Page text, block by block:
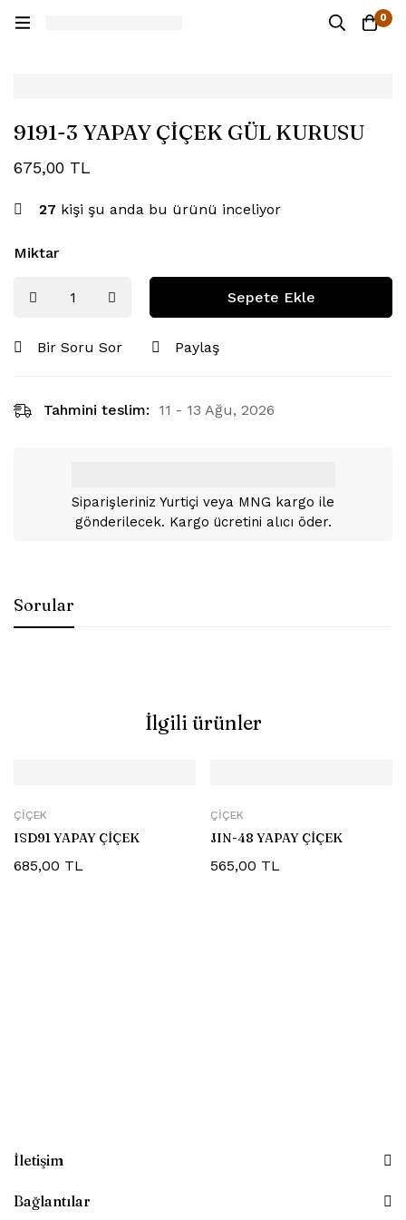
0
9191-3 YAPAY ÇİÇEK GÜL KURUSU
675,00 TL
27 kişi şu anda bu ürünü inceliyor
Miktar
Sepete Ekle
Bir Soru Sor Paylaş
Tahmini teslim: 11 - 13 Ağu, 2026
Siparişleriniz Yurtiçi veya MNG kargo ile
gönderilecek. Kargo ücretini alıcı öder.
Sorular
İlgili ürünler
ÇIÇEK
ISD91 YAPAY ÇİÇEK
685,00 TL
ÇIÇEK
JIN-48 YAPAY ÇİÇEK
565,00 TL
İletişim
Bağlantılar